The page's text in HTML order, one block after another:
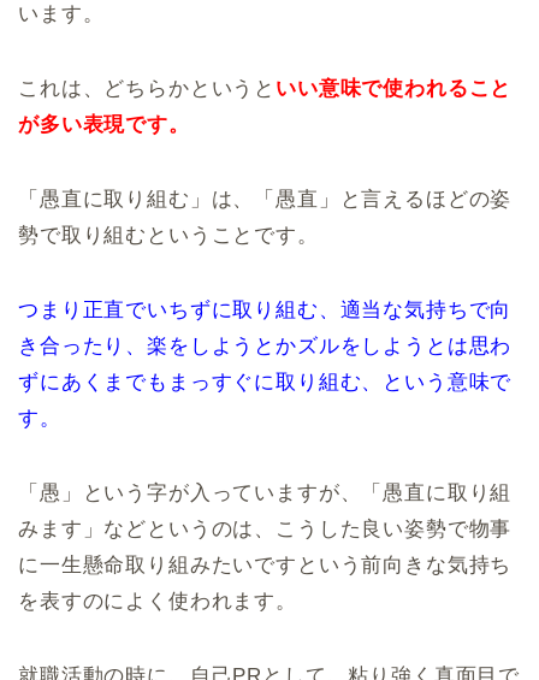
います。
これは、どちらかというと いい意味で使われること
が多い表現です。
「愚直に取り組む」は、「愚直」と言えるほどの姿
勢で取り組むということです。
つまり正直でいちずに取り組む、適当な気持ちで向
き合ったり、楽をしようとかズルをしようとは思わ
ずにあくまでもまっすぐに取り組む、という意味で
す。
「愚」という字が入っていますが、「愚直に取り組
みます」などというのは、こうした良い姿勢で物事
に一生懸命取り組みたいですという前向きな気持ち
を表すのによく使われます。